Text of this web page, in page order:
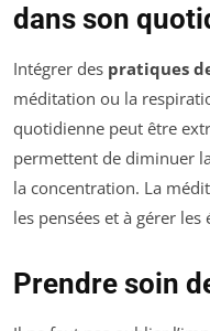
dans son
Intégrer des pratiques
méditation ou la
quotidienne peut être
permettent de diminuer
la concentration. La
les pensées et à gérer les
Prendre soin